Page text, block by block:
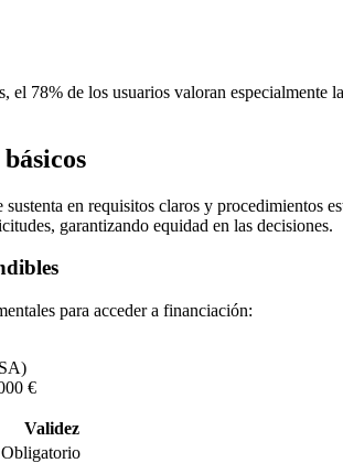
78% de los usuarios valoran especialmente
en requisitos claros y
garantizando equidad en las decisiones.
para acceder a financiación:
€
Validez
Obligatorio